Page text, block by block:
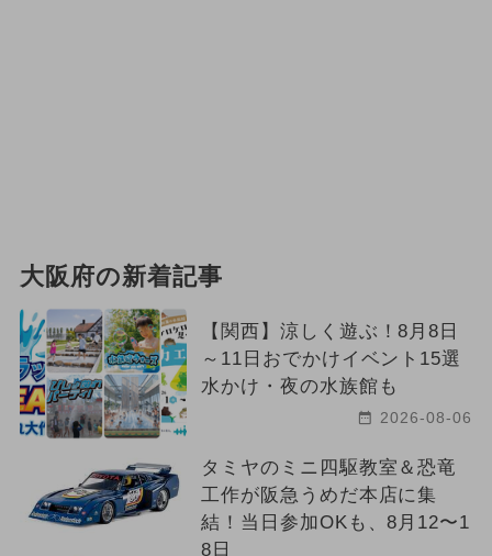
大阪府の新着記事
【関西】涼しく遊ぶ！8月8日
～11日おでかけイベント15選
水かけ・夜の水族館も
2026-08-06
タミヤのミニ四駆教室＆恐竜
工作が阪急うめだ本店に集
結！当日参加OKも、8月12〜1
8日